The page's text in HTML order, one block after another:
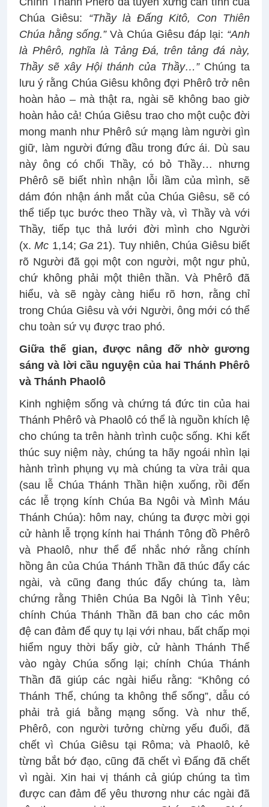
Chúa Giêsu:
“Thầy là Đấng Kitô, Con Thiên
Chúa hằng sống.” Và Chúa Giêsu đáp lại: “Anh
là Phêrô, nghĩa là Tảng Đá, trên tảng đá này,
Thầy sẽ xây Hội thánh của Thầy…” Chúng ta
lưu ý rằng Chúa Giêsu không đợi Phêrô trở nên
hoàn hảo – mà thật ra, ngài sẽ không bao giờ
hoàn hảo cả! Chúa Giêsu trao cho một cuộc đời
mong manh như Phêrô sứ mạng làm người gìn
giữ, làm người đứng đầu trong đức ái. Dù sau
này ông có chối Thầy, có bỏ Thầy… nhưng
Phêrô sẽ biết nhìn nhận lỗi lầm của mình, sẽ
dám đón nhận ánh mắt của Chúa Giêsu, sẽ có
thể tiếp tục bước theo Thầy và, vì Thầy và với
Thầy, tiếp tục thả lưới đời mình cho Người
(x. Mc 1,14; Ga 21). Tuy nhiên, Chúa Giêsu biết
rõ Người đã gọi một con người, một ngư phủ,
chứ không phải một thiên thần. Và Phêrô đã
hiểu, và sẽ ngày càng hiểu rõ hơn, rằng chỉ
trong Chúa Giêsu và với Người, ông mới có thể
chu toàn sứ vụ được trao phó.
Giữa thế gian, được nâng đỡ nhờ gương
sáng và lời cầu nguyện của hai Thánh Phêrô
và Thánh Phaolô
Kinh nghiệm sống và chứng tá đức tin của hai
Thánh Phêrô và Phaolô có thể là nguồn khích lệ
cho chúng ta trên hành trình cuộc sống. Khi kết
thúc suy niệm này, chúng ta hãy ngoái nhìn lại
hành trình phụng vụ mà chúng ta vừa trải qua
(sau lễ Chúa Thánh Thần hiện xuống, rồi đến
các lễ trọng kính Chúa Ba Ngôi và Mình Máu
Thánh Chúa): hôm nay, chúng ta được mời gọi
cử hành lễ trọng kính hai Thánh Tông đồ Phêrô
và Phaolô, như thể để nhắc nhớ rằng chính
hồng ân của Chúa Thánh Thần đã thúc đẩy các
ngài, và cũng đang thúc đẩy chúng ta, làm
chứng rằng Thiên Chúa Ba Ngôi là Tình Yêu;
chính Chúa Thánh Thần đã ban cho các môn
đệ can đảm để quy tụ lại với nhau, bất chấp mọi
hiểm nguy thời bấy giờ, cử hành Thánh Thể
vào ngày Chúa sống lại; chính Chúa Thánh
Thần đã giúp các ngài hiểu rằng: “Không có
Thánh Thể, chúng ta không thể sống”, dẫu có
phải trả giá bằng mạng sống. Và như thế,
Phêrô, con người tưởng chừng yếu đuối, đã
chết vì Chúa Giêsu tại Rôma; và Phaolô, kẻ
từng bắt bớ đạo, cũng đã chết vì Đấng đã chết
vì ngài. Xin hai vị thánh cả giúp chúng ta tìm
được can đảm để yêu thương như các ngài đã